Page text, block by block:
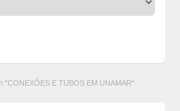
"CONEXÕES E TUBOS EM UNAMAR"